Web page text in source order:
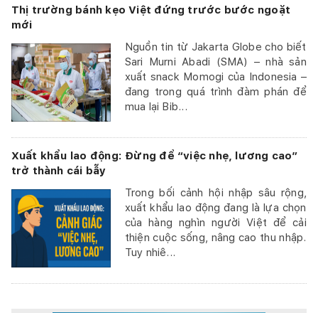
Thị trường bánh kẹo Việt đứng trước bước ngoặt
mới
Nguồn tin từ Jakarta Globe cho biết
Sari Murni Abadi (SMA) – nhà sản
xuất snack Momogi của Indonesia –
đang trong quá trình đàm phán để
mua lại Bib...
Xuất khẩu lao động: Đừng để “việc nhẹ, lương cao”
trở thành cái bẫy
Trong bối cảnh hội nhập sâu rộng,
xuất khẩu lao động đang là lựa chọn
của hàng nghìn người Việt để cải
thiện cuộc sống, nâng cao thu nhập.
Tuy nhiê...